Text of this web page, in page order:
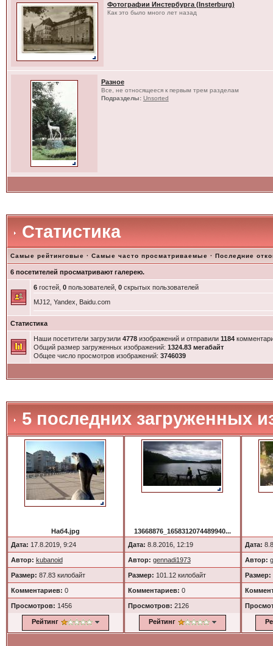
Фотографии Инстербурга (Insterburg)
Как это было много лет назад
Разное
Все, не относящееся к первым трем разделам
Подразделы: Unsorted
Статистика
Самые рейтинговые · Самые часто просматриваемые · Последние
6 посетителей просматривают галерею.
6гостей, 0пользователей, 0скрытых пользователей
MJ12, Yandex, Baidu.com
Статистика
Наши посетители загрузили 4778изображений и отправили 1184
Общий размер загруженных изображений: 1324.83 мегабайт
Общее число просмотров изображений: 3746039
5 последних загруженных
Наб4.jpg
Дата: 17.8.2019, 9:24
Автор: kubanoid
Размер: 87.83 килобайт
Комментариев: 0
Просмотров: 1456
Рейтинг
13668876_1658312074489940...
Дата: 8.8.2016, 12:19
Автор: gennadi1973
Размер: 101.12 килобайт
Комментариев: 0
Просмотров: 2126
Рейтинг
Дата:
Автор:
Размер: